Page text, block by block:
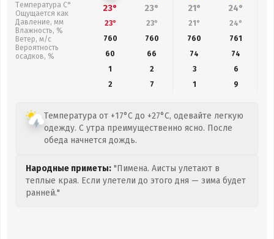
Температура С°
Ощущается как
Давление, мм
Влажность, %
Ветер, м/с
Вероятность
осадков, %
23° 23° 21° 24°
23° 23° 21° 24°
760
760 760 761
60
66 74 74
1
2 3
6
2
7 1 9
Температура от +17°C до +27°C, одевайте легкую
одежду. С утра преимущественно ясно. После
обеда начнется дождь.
Народные приметы: "Пимена. Аисты улетают в
теплые края. Если улетели до этого дня — зима будет
ранней."